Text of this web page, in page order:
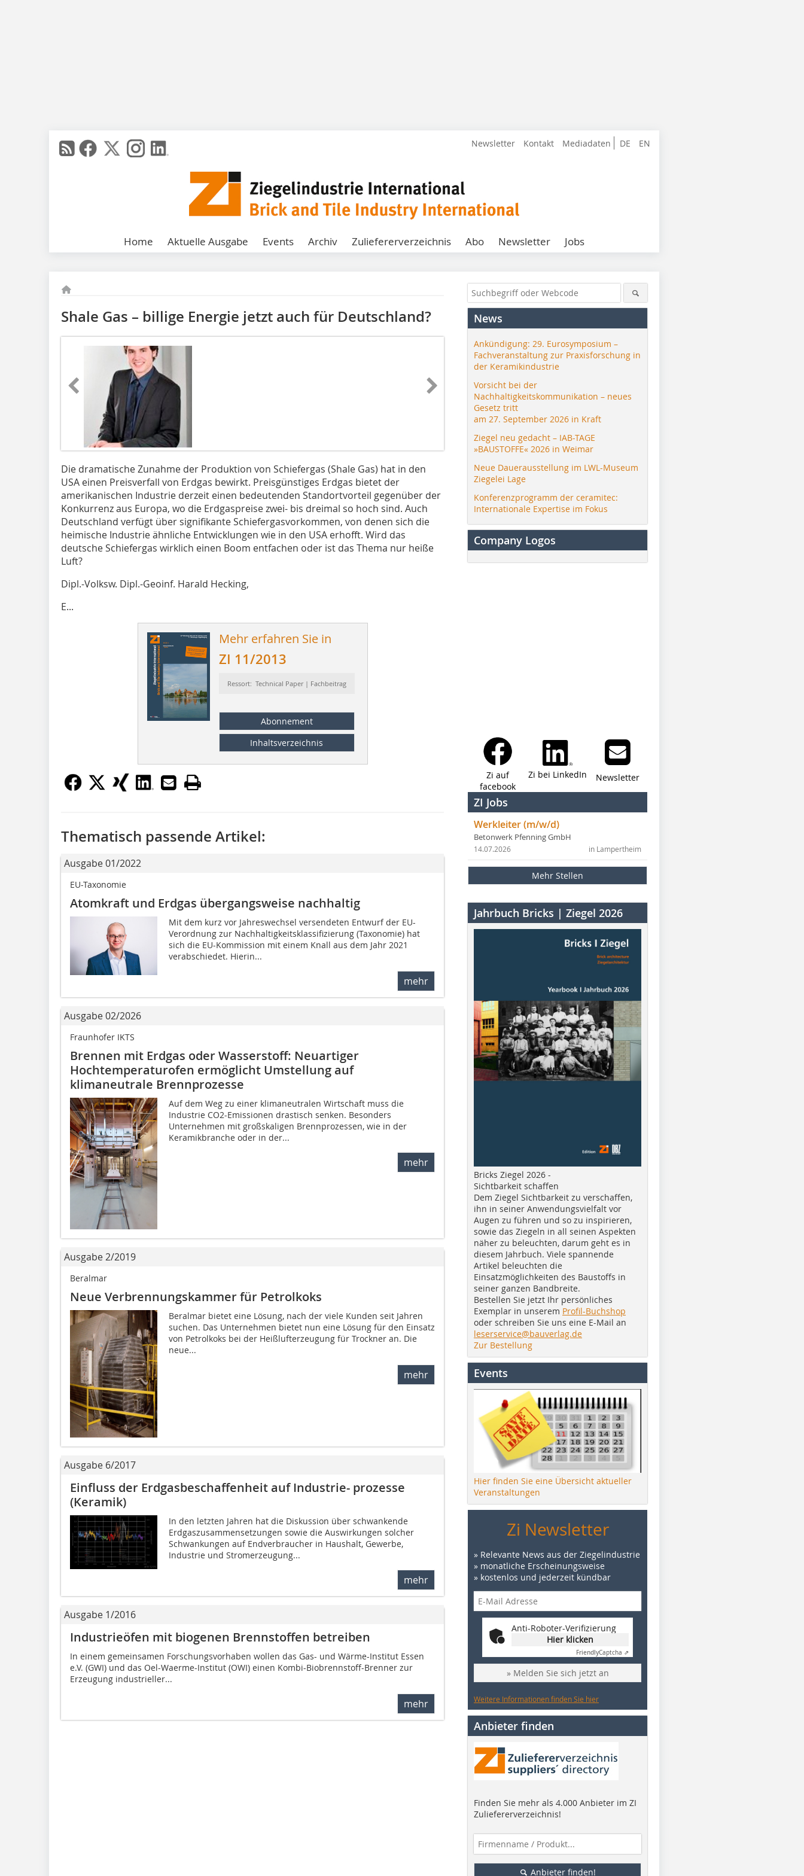
DE EN
Newsletter Kontakt Mediadaten
Home Aktuelle Ausgabe Events Archiv Zuliefererverzeichnis Abo Newsletter Jobs
Shale Gas – billige Energie jetzt auch für Deutschland?
Die dramatische Zunahme der Produktion von Schiefergas (Shale Gas) hat in den
USA einen Preisverfall von Erdgas bewirkt. Preisgünstiges Erdgas bietet der
amerikanischen Industrie derzeit einen bedeutenden Standortvorteil gegenüber der
Konkurrenz aus Europa, wo die Erdgaspreise zwei- bis dreimal so hoch sind. Auch
Deutschland verfügt über signifikante Schiefergasvorkommen, von denen sich die
heimische Industrie ähnliche Entwicklungen wie in den USA erhofft. Wird das
deutsche Schiefergas wirklich einen Boom entfachen oder ist das Thema nur heiße
Luft?
Dipl.-Volksw. Dipl.-Geoinf. Harald Hecking,
E...
Mehr erfahren Sie in
ZI 11/2013
Ressort: Technical Paper | Fachbeitrag
Abonnement
Inhaltsverzeichnis
Thematisch passende Artikel:
Ausgabe 01/2022
EU-Taxonomie
Atomkraft und Erdgas übergangsweise nachhaltig
Mit dem kurz vor Jahreswechsel versendeten Entwurf der EU-
Verordnung zur Nachhaltigkeitsklassifizierung (Taxonomie) hat
sich die EU-Kommission mit einem Knall aus dem Jahr 2021
verabschiedet. Hierin...
mehr
Ausgabe 02/2026
Fraunhofer IKTS
Brennen mit Erdgas oder Wasserstoff: Neuartiger
Hochtemperaturofen ermöglicht Umstellung auf
klimaneutrale Brennprozesse
Auf dem Weg zu einer klimaneutralen Wirtschaft muss die
Industrie CO2-Emissionen drastisch senken. Besonders
Unternehmen mit großskaligen Brennprozessen, wie in der
Keramikbranche oder in der...
mehr
Ausgabe 2/2019
Beralmar
Neue Verbrennungskammer für Petrolkoks
Beralmar bietet eine Lösung, nach der viele Kunden seit Jahren
suchen. Das Unternehmen bietet nun eine Lösung für den Einsatz
von Petrolkoks bei der Heißlufterzeugung für Trockner an. Die
neue...
mehr
Ausgabe 6/2017
Einfluss der Erdgasbeschaffenheit auf Industrie- prozesse
(Keramik)
In den letzten Jahren hat die Diskussion über schwankende
Erdgaszusammensetzungen sowie die Auswirkungen solcher
Schwankungen auf Endverbraucher in Haushalt, Gewerbe,
Industrie und Stromerzeugung...
mehr
Ausgabe 1/2016
Industrieöfen mit biogenen Brennstoffen betreiben
In einem gemeinsamen Forschungsvorhaben wollen das Gas- und Wärme-Institut Essen
e.V. (GWI) und das Oel-Waerme-Institut (OWI) einen Kombi-Biobrennstoff-Brenner zur
Erzeugung industrieller...
mehr
News
Ankündigung: 29. Eurosymposium –
Fachveranstaltung zur Praxisforschung in
der Keramikindustrie
Vorsicht bei der
Nachhaltigkeitskommunikation – neues
Gesetz tritt
am 27. September 2026 in Kraft
Ziegel neu gedacht – IAB-TAGE
»BAUSTOFFE« 2026 in Weimar
Neue Dauerausstellung im LWL-Museum
Ziegelei Lage
Konferenzprogramm der ceramitec:
Internationale Expertise im Fokus
Company Logos
Zi auf
facebook
Zi bei LinkedIn Newsletter
ZI Jobs
Werkleiter (m/w/d)
Betonwerk Pfenning GmbH
in Lampertheim
14.07.2026
Mehr Stellen
Jahrbuch Bricks | Ziegel 2026
Bricks Ziegel 2026 -
Sichtbarkeit schaffen
Dem Ziegel Sichtbarkeit zu verschaffen,
ihn in seiner Anwendungsvielfalt vor
Augen zu führen und so zu inspirieren,
sowie das Ziegeln in all seinen Aspekten
näher zu beleuchten, darum geht es in
diesem Jahrbuch. Viele spannende
Artikel beleuchten die
Einsatzmöglichkeiten des Baustoffs in
seiner ganzen Bandbreite.
Bestellen Sie jetzt Ihr persönliches
Exemplar in unserem Profil-Buchshop
oder schreiben Sie uns eine E-Mail an
leserservice@bauverlag.de
Zur Bestellung
Events
Hier finden Sie eine Übersicht aktueller
Veranstaltungen
Zi Newsletter
» Relevante News aus der Ziegelindustrie
» monatliche Erscheinungsweise
» kostenlos und jederzeit kündbar
Anti-Roboter-Verifizierung
Hier klicken
FriendlyCaptcha ⇗
» Melden Sie sich jetzt an
Weitere Informationen finden Sie hier
Anbieter finden
Finden Sie mehr als 4.000 Anbieter im ZI
Zuliefererverzeichnis!
Anbieter finden!